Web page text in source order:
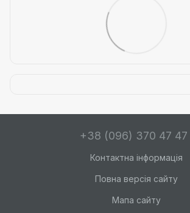
+38 (096) 370 47 47
Контактна інформація
Повна версія сайту
Мапа сайту